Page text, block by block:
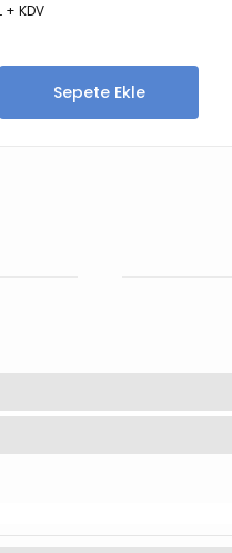
+ KDV
Sepete Ekle